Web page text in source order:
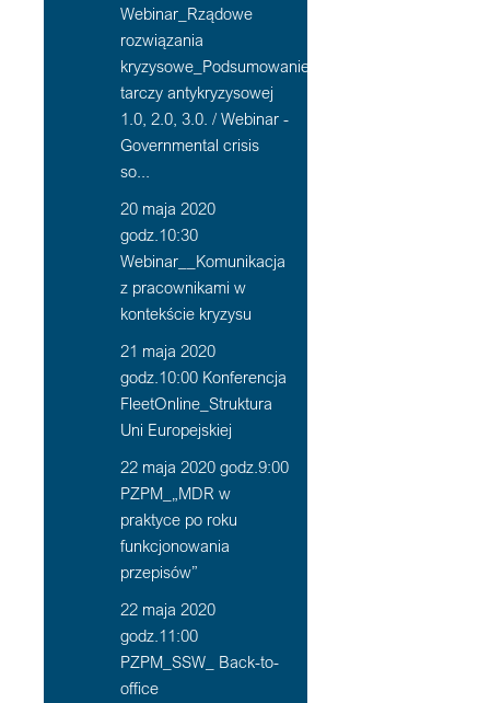
Webinar_Rządowe
rozwiązania
kryzysowe_Podsumowanie
tarczy antykryzysowej
1.0, 2.0, 3.0. / Webinar -
Governmental crisis
so...
20 maja 2020
godz.10:30
Webinar__Komunikacja
z pracownikami w
kontekście kryzysu
21 maja 2020
godz.10:00 Konferencja
FleetOnline_Struktura
Uni Europejskiej
22 maja 2020 godz.9:00
PZPM_„MDR w
praktyce po roku
funkcjonowania
przepisów”
22 maja 2020
godz.11:00
PZPM_SSW_ Back-to-
office